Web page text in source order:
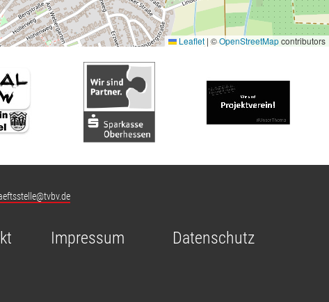
Leaflet | ©OpenStreetMapcontributors
Impressum Datenschutz